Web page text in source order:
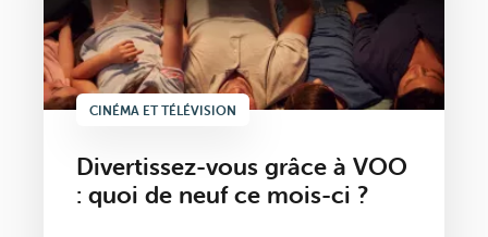
CINÉMA ET TÉLÉVISION
Divertissez-vous grâce à VOO
: quoi de neuf ce mois-ci ?